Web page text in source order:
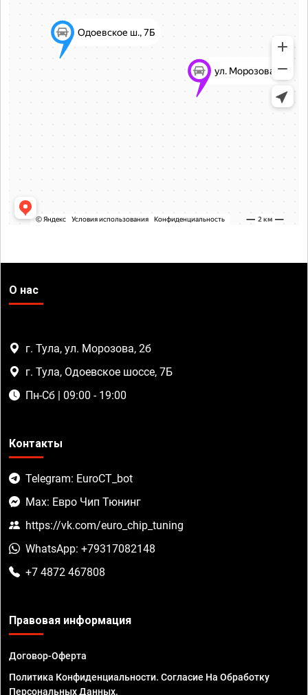
О нас
г. Тула, ул. Морозова, 2б
г. Тула, Одоевское шоссе, 7Б
Пн-Сб | 09:00 - 19:00
Контакты
Telegram: EuroCT_bot
Max: Евро Чип Тюнинг
https://vk.com/euro_chip_tuning
WhatsApp: +79317082148
+7 4872 467808
Правовая информация
Договор-Оферта
Политика Конфиденциальности. Согласие На Обработку
Персональных Данных.